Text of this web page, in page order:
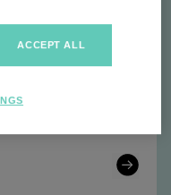
Learn
ACCEPT ALL